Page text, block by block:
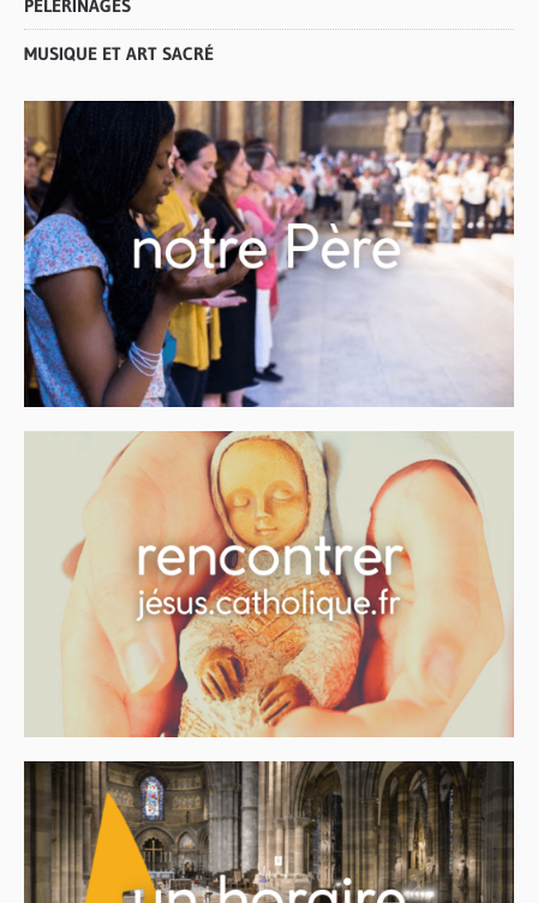
PÈLERINAGES
MUSIQUE ET ART SACRÉ